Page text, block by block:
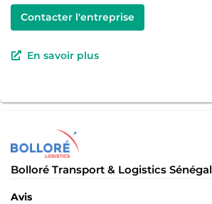
Contacter l'entreprise
En savoir plus
Bolloré Transport & Logistics Sénégal
Avis